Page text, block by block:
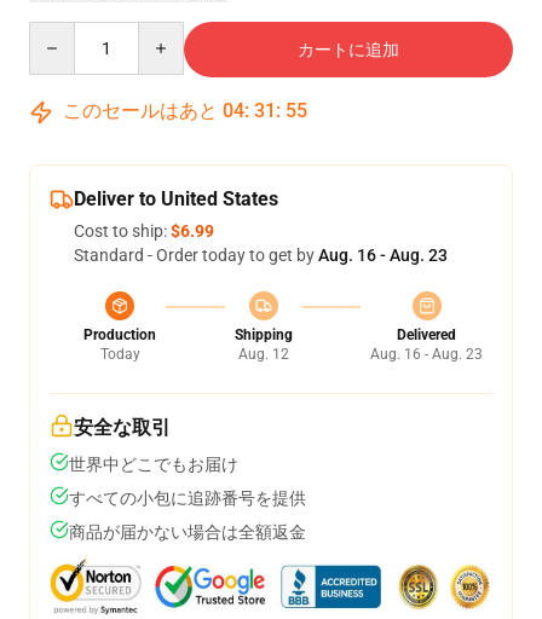
カートに追加
このセールはあと 04: 31 : 54
Deliver to United States
Cost to ship:$6.99
Standard - Order today to get byAug. 16 - Aug. 23
Production
Today
Shipping
Aug. 12
Delivered
Aug. 16 - Aug. 23
安全な取引
世界中どこでもお届け
すべての小包に追跡番号を提供
商品が届かない場合は全額返金